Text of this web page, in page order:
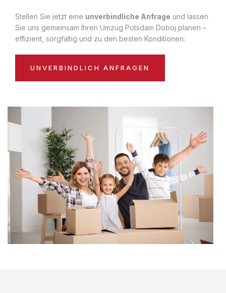
Stellen Sie jetzt eine unverbindliche Anfrage und lassen
Sie uns gemeinsam Ihren Umzug Potsdam Doboj planen –
effizient, sorgfältig und zu den besten Konditionen:
UNVERBINDLICH ANFRAGEN